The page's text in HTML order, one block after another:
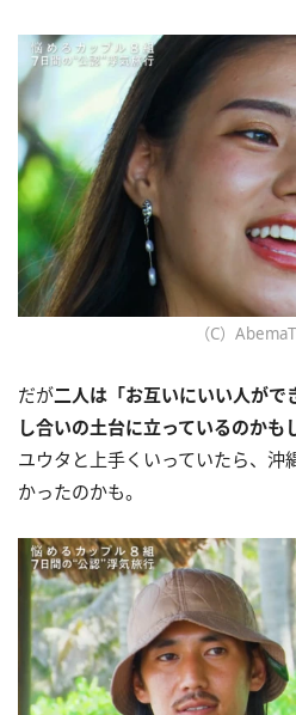
（C）
だが二人は「お互いにいい人が
し合いの土台に立っているのかも
ユウタと上手くいっていたら、沖
かったのかも。